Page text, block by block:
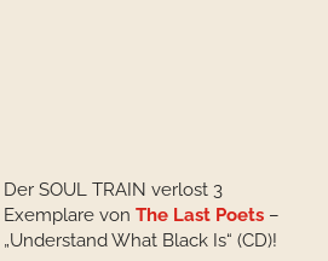
Der SOUL TRAIN verlost 3
Exemplare von The Last Poets –
„Understand What Black Is“ (CD)!